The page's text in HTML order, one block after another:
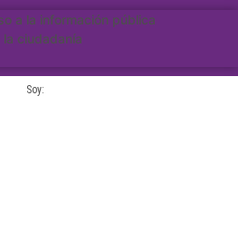
a la información pública
ciudadanía
Soy: